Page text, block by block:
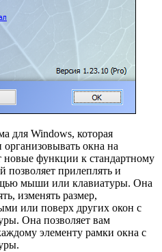
для Windows, которая
организовывать окна на
новые функции к стандартному
позволяет прилеплять и
мыши или клавиатуры. Она
изменять размер,
или поверх других окон с
Она позволяет вам
элементу рамки окна с